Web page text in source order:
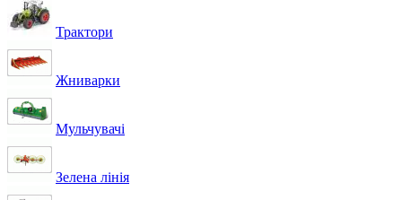
Трактори
Жниварки
Мульчувачі
Зелена лінія